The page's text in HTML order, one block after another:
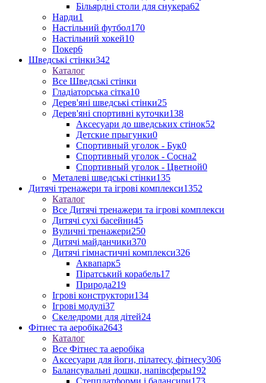
Більярдні столи для снукера62
Нарди1
Настільний футбол170
Настільний хокей10
Покер6
Шведські стінки342
Каталог
Все Шведські стінки
Гладіаторська сітка10
Дерев'яні шведські стінки25
Дерев'яні спортивні куточки138
Аксесуари до шведських стінок52
Детские прыгунки0
Спортивный уголок - Бук0
Спортивный уголок - Сосна2
Спортивный уголок - Цветной0
Металеві шведські стінки135
Дитячі тренажери та ігрові комплекси1352
Каталог
Все Дитячі тренажери та ігрові комплекси
Дитячі сухі басейни45
Вуличні тренажери250
Дитячі майданчики370
Дитячі гімнастичні комплекси326
Аквапарк5
Піратський корабель17
Природа219
Ігрові конструктори134
Ігрові модулі37
Скеледроми для дітей24
Фітнес та аеробіка2643
Каталог
Все Фітнес та аеробіка
Аксесуари для йоги, пілатесу, фітнесу306
Балансувальні дошки, напівсферы192
Степплатформи і балансири173